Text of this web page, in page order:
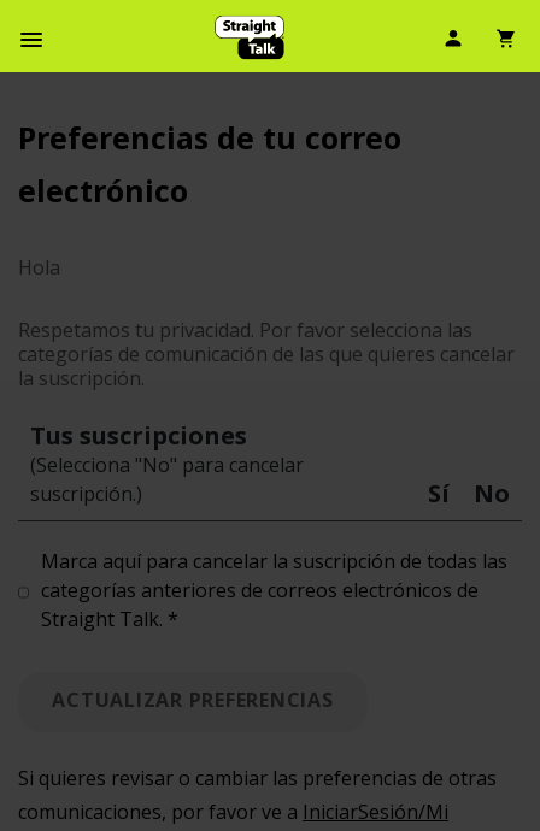
Menú de barra de navegación
Ícono
Preferencias de tu correo
electrónico
Hola
Respetamos tu privacidad. Por favor selecciona las
categorías de comunicación de las que quieres cancelar
la suscripción.
Tus suscripciones
(Selecciona "No" para cancelar
suscripción.)
Sí No
Marca aquí para cancelar la suscripción de todas las
categorías anteriores de correos electrónicos de
Straight Talk. *
See footnote star for more information
ACTUALIZAR PREFERENCIAS
Si quieres revisar o cambiar las preferencias de otras
comunicaciones, por favor ve a IniciarSesión/Mi